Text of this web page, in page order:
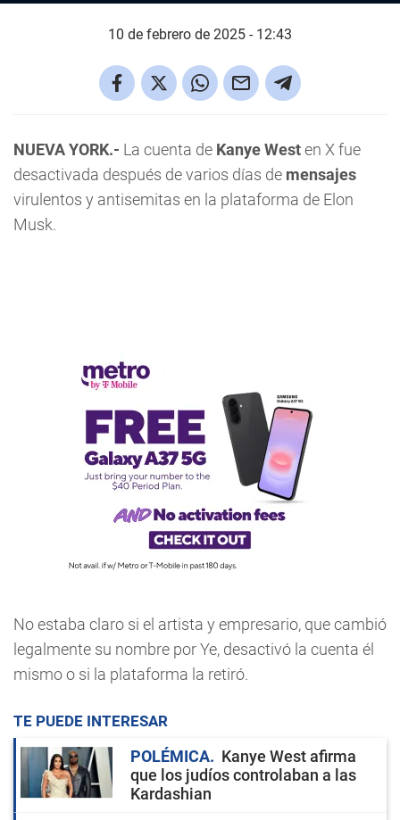
10 de febrero de 2025 - 12:43
NUEVA YORK.- La cuenta de Kanye Westen X fue
desactivada después de varios días de mensajes
virulentos y antisemitas en la plataforma de Elon
Musk.
No estaba claro si el artista y empresario, que cambió
legalmente su nombre por Ye, desactivó la cuenta él
mismo o si la plataforma la retiró.
TE PUEDE INTERESAR
POLÉMICA
Kanye West afirma
que los judíos controlaban a las
Kardashian